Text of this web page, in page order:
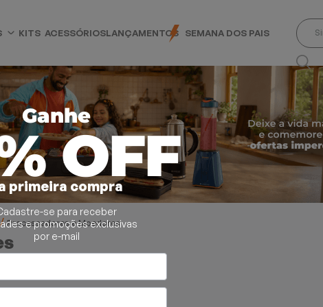
KITS ACESSÓRIOSLANÇAMENTOS SEMANA DOS PAIS
Processadores e Moedores
Ganhe
OFF
primeira compra
se para receber
e promoções exclusivas
por e-mail